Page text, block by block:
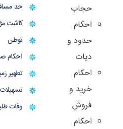
حجاب
احکام
حدود و
دیات
احکام
خرید و
فروش
احکام
حد
کاشت
توطن
احکام
تطهیر
وفات